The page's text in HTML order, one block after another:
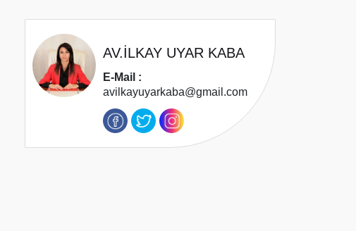
AV.İLKAY UYAR KABA
E-Mail :
avilkayuyarkaba@gmail.com